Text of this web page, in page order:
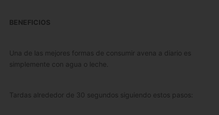
BENEFICIOS
Una de las mejores formas de consumir avena a diario es
simplemente con agua o leche.
Tardas alrededor de 30 segundos siguiendo estos pasos: